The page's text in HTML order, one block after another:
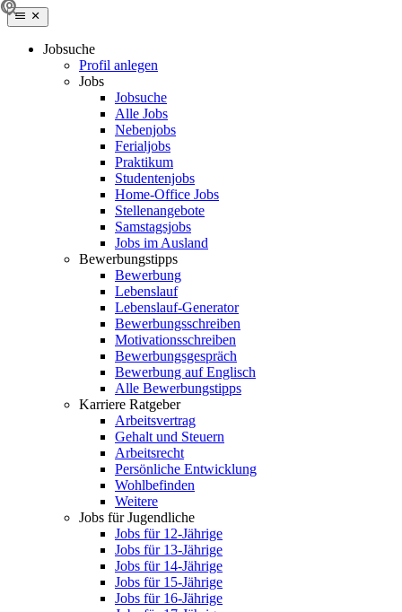
Jobsuche
Profil anlegen
Jobs
Jobsuche
Alle Jobs
Nebenjobs
Ferialjobs
Praktikum
Studentenjobs
Home-Office Jobs
Stellenangebote
Samstagsjobs
Jobs im Ausland
Bewerbungstipps
Bewerbung
Lebenslauf
Lebenslauf-Generator
Bewerbungsschreiben
Motivationsschreiben
Bewerbungsgespräch
Bewerbung auf Englisch
Alle Bewerbungstipps
Karriere Ratgeber
Arbeitsvertrag
Gehalt und Steuern
Arbeitsrecht
Persönliche Entwicklung
Wohlbefinden
Weitere
Jobs für Jugendliche
Jobs für 12-Jährige
Jobs für 13-Jährige
Jobs für 14-Jährige
Jobs für 15-Jährige
Jobs für 16-Jährige